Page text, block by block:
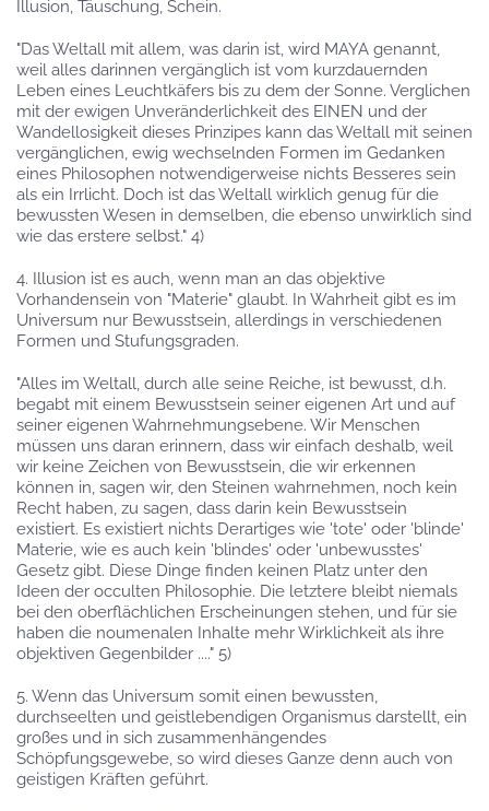
Illusion, Täuschung, Schein.
"Das Weltall mit allem, was darin ist, wird MAYA genannt,
weil alles darinnen vergänglich ist vom kurzdauernden
Leben eines Leuchtkäfers bis zu dem der Sonne. Verglichen
mit der ewigen Unveränderlichkeit des EINEN und der
Wandellosigkeit dieses Prinzipes kann das Weltall mit seinen
vergänglichen, ewig wechselnden Formen im Gedanken
eines Philosophen notwendigerweise nichts Besseres sein
als ein Irrlicht. Doch ist das Weltall wirklich genug für die
bewussten Wesen in demselben, die ebenso unwirklich sind
wie das erstere selbst." 4)
4. Illusion ist es auch, wenn man an das objektive
Vorhandensein von "Materie" glaubt. In Wahrheit gibt es im
Universum nur Bewusstsein, allerdings in verschiedenen
Formen und Stufungsgraden.
"Alles im Weltall, durch alle seine Reiche, ist bewusst, d.h.
begabt mit einem Bewusstsein seiner eigenen Art und auf
seiner eigenen Wahrnehmungsebene. Wir Menschen
müssen uns daran erinnern, dass wir einfach deshalb, weil
wir keine Zeichen von Bewusstsein, die wir erkennen
können in, sagen wir, den Steinen wahrnehmen, noch kein
Recht haben, zu sagen, dass darin kein Bewusstsein
existiert. Es existiert nichts Derartiges wie 'tote' oder 'blinde'
Materie, wie es auch kein 'blindes' oder 'unbewusstes'
Gesetz gibt. Diese Dinge finden keinen Platz unter den
Ideen der occulten Philosophie. Die letztere bleibt niemals
bei den oberflächlichen Erscheinungen stehen, und für sie
haben die noumenalen Inhalte mehr Wirklichkeit als ihre
objektiven Gegenbilder ...." 5)
5. Wenn das Universum somit einen bewussten,
durchseelten und geistlebendigen Organismus darstellt, ein
großes und in sich zusammenhängendes
Schöpfungsgewebe, so wird dieses Ganze denn auch von
geistigen Kräften geführt.